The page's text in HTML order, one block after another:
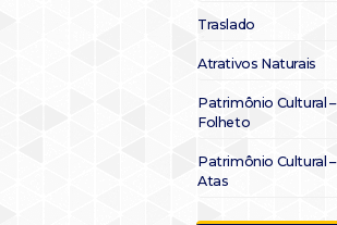
Traslado
Atrativos Naturais
Patrimônio Cultural –
Folheto
Patrimônio Cultural –
Atas